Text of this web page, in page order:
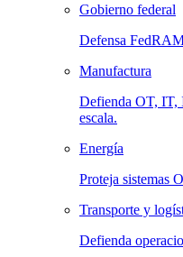
Gobierno federal
Defensa
Manufactura
Defienda OT, IT,
escala.
Energía
Proteja sistemas
Transporte y
Defienda